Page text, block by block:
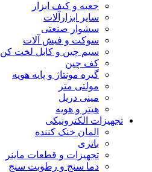
جعبه و کیف ابزار
سایر ابزارآلات
سشوار صنعتی
سوکت و فیش آلات
سیم چین و کابل لخت کن
کف چین
گیره مونتاژ و پایه هویه
مولتی متر
مینی دریل
هیتر و هویه
تجهیزات الکترونیکی
المان خنک کننده
باتری
تجهیزات و قطعات ماینر
دما سنج و رطوبت سنج